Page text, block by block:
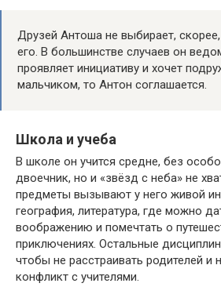
Друзей Антоша не выбирает,
его. В большинстве случаев он
проявляет инициативу и хочет
мальчиком, то Антон соглашается.
Школа и учеба
В школе он учится средне, без
двоечник, но и «звёзд с неба» не
предметы вызывают у него живой
география, литература, где можно
воображению и помечтать о
приключениях. Остальные
чтобы не расстраивать родителей и
конфликт с учителями.